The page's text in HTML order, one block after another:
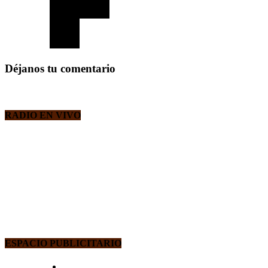
Déjanos tu comentario
RADIO EN VIVO
ESPACIO PUBLICITARIO